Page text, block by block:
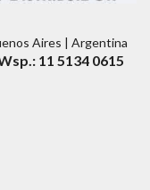
Aires | Argentina
11 5134 0615